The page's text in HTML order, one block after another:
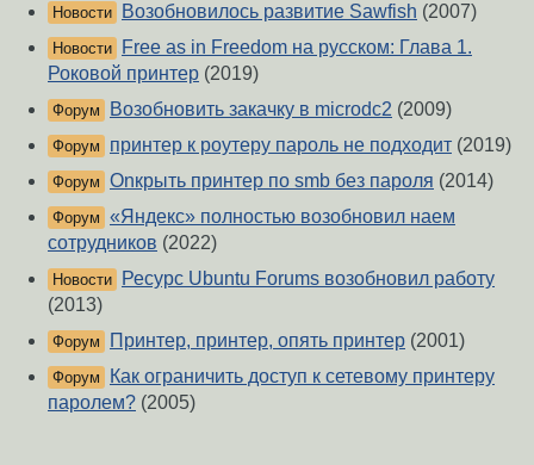
Новости Возобновилось развитие Sawfish (2007)
Новости
Free as in Freedom на русском: Глава 1.
Роковой принтер (2019)
Форум Возобновить закачку в microdc2 (2009)
Форум принтер к роутеру пароль не подходит (2019)
Форум Оnкрыть принтер по smb без пароля (2014)
Форум «Яндекс» полностью возобновил наем
сотрудников (2022)
Новости
Ресурс Ubuntu Forums возобновил работу
(2013)
Форум Принтер, принтер, опять принтер (2001)
Форум
Как ограничить доступ к сетевому принтеру
паролем? (2005)